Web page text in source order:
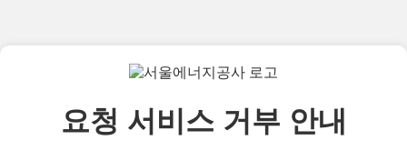
요청 서비스 거부 안내